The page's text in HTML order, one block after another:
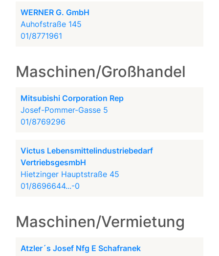
WERNER G. GmbH
Auhofstraße 145
01/8771961
Maschinen/Großhandel
Mitsubishi Corporation Rep
Josef-Pommer-Gasse 5
01/8769296
Victus Lebensmittelindustriebedarf
VertriebsgesmbH
Hietzinger Hauptstraße 45
01/8696644...-0
Maschinen/Vermietung
Atzler´s Josef Nfg E Schafranek